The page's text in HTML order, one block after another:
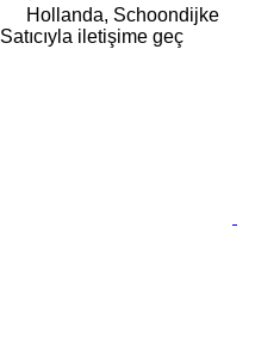
Hollanda, Schoondijke
Satıcıyla iletişime geç